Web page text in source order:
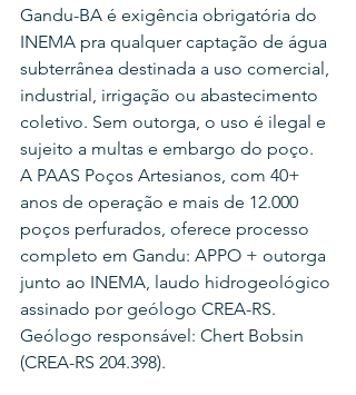
Gandu-BA é exigência obrigatória do
INEMA pra qualquer captação de água
subterrânea destinada a uso comercial,
industrial, irrigação ou abastecimento
coletivo. Sem outorga, o uso é ilegal e
sujeito a multas e embargo do poço.
A PAAS Poços Artesianos, com 40+
anos de operação e mais de 12.000
poços perfurados, oferece processo
completo em Gandu: APPO + outorga
junto ao INEMA, laudo hidrogeológico
assinado por geólogo CREA-RS.
Geólogo responsável: Chert Bobsin
(CREA-RS 204.398).